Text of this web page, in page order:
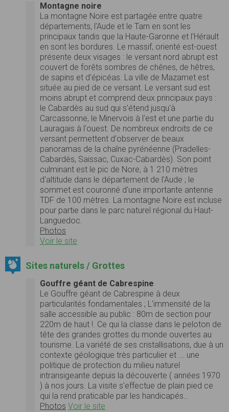
Montagne noire
La montagne Noire est partagée entre quatre
départements, l'Aude et le Tarn en sont les
principaux tandis que la Haute-Garonne et l'Hérault
en sont les bordures. Le massif, orienté est-ouest
présente deux visages : le versant nord abrupt est
couvert de forêts sombres de chênes, de hêtres,
de sapins et d'épicéas. La ville de Mazamet est
située au pied de ce versant. Le versant sud est
moins abrupt et comprend deux principaux pays :
le Cabardès au sud qui s'étend jusqu'à
Carcassonne, le Minervois à l'est et une partie du
Lauragais à l'ouest. De nombreux endroits de ce
versant permettent d'observer de beaux
panoramas de la chaîne pyrénéenne (Pradelles-
Cabardès, Saissac, Cuxac-Cabardès). Son point
culminant est le pic de Nore, à 1 210 mètres
d'altitude dans le département de l'Aude ; le
sommet est couronné d'une importante antenne
TDF de 100 mètres. La montagne Noire est incluse
pour partie dans le parc naturel régional du Haut-
Languedoc.
Photos
Voir le site
Sites naturels / Grottes
Gouffre géant de Cabrespine
Le Gouffre géant de Cabrespine à deux
particularités fondamentales ; L'immensité de la
salle accessible au public : 80m de section pour
220m de haut !. Ce qui la classe dans le peloton de
tête des grandes grottes du monde ouvertes au
tourisme. La variété de ses cristallisations, due à un
contexte géologique très particulier et ... une
politique de protection du milieu naturel
intransigeante depuis la découverte ( années 1970
) à nos jours. La visite s'effectue de plain pied ce
qui la rend praticable par les handicapés…
Photos Voir le site